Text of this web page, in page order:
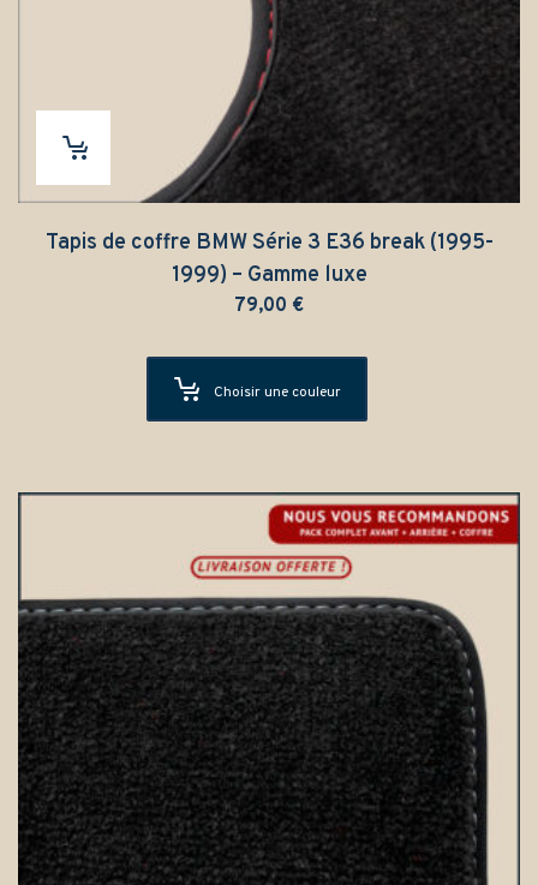
Tapis de coffre BMW Série 3 E36 break (1995-
1999) – Gamme luxe
79,00 €
Choisir une couleur